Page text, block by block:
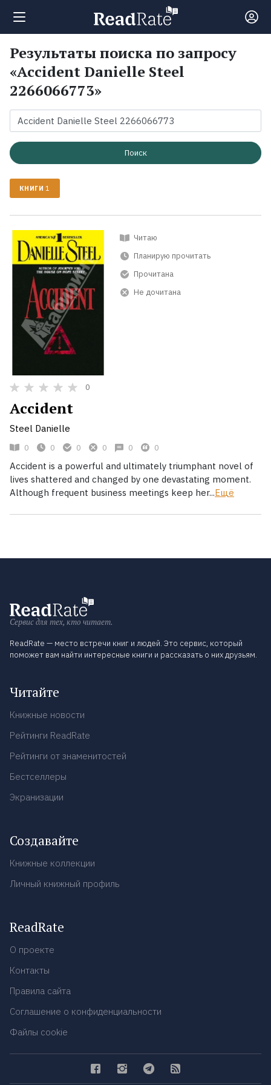
Поиск
Новости
Рейтинги
Экранизации
Коллекции
Результаты поиска по запросу
«Accident Danielle Steel
2266066773»
Поиск
КНИГИ 1
Читаю
Планирую прочитать
Прочитана
Не дочитана
0
Accident
Steel Danielle
0 0 0 0 0 0
Accident is a powerful and ultimately triumphant novel of
lives shattered and changed by one devastating moment.
Although frequent business meetings keep her...Ещё
Сервис для тех, кто читает.
ReadRate — место встречи книг и людей. Это сервис, который
поможет вам найти интересные книги и рассказать о них друзьям.
Читайте
Книжные новости
Рейтинги ReadRate
Рейтинги от знаменитостей
Бестселлеры
Экранизации
Создавайте
Книжные коллекции
Личный книжный профиль
ReadRate
О проекте
Контакты
Правила сайта
Соглашение о конфиденциальности
Файлы cookie